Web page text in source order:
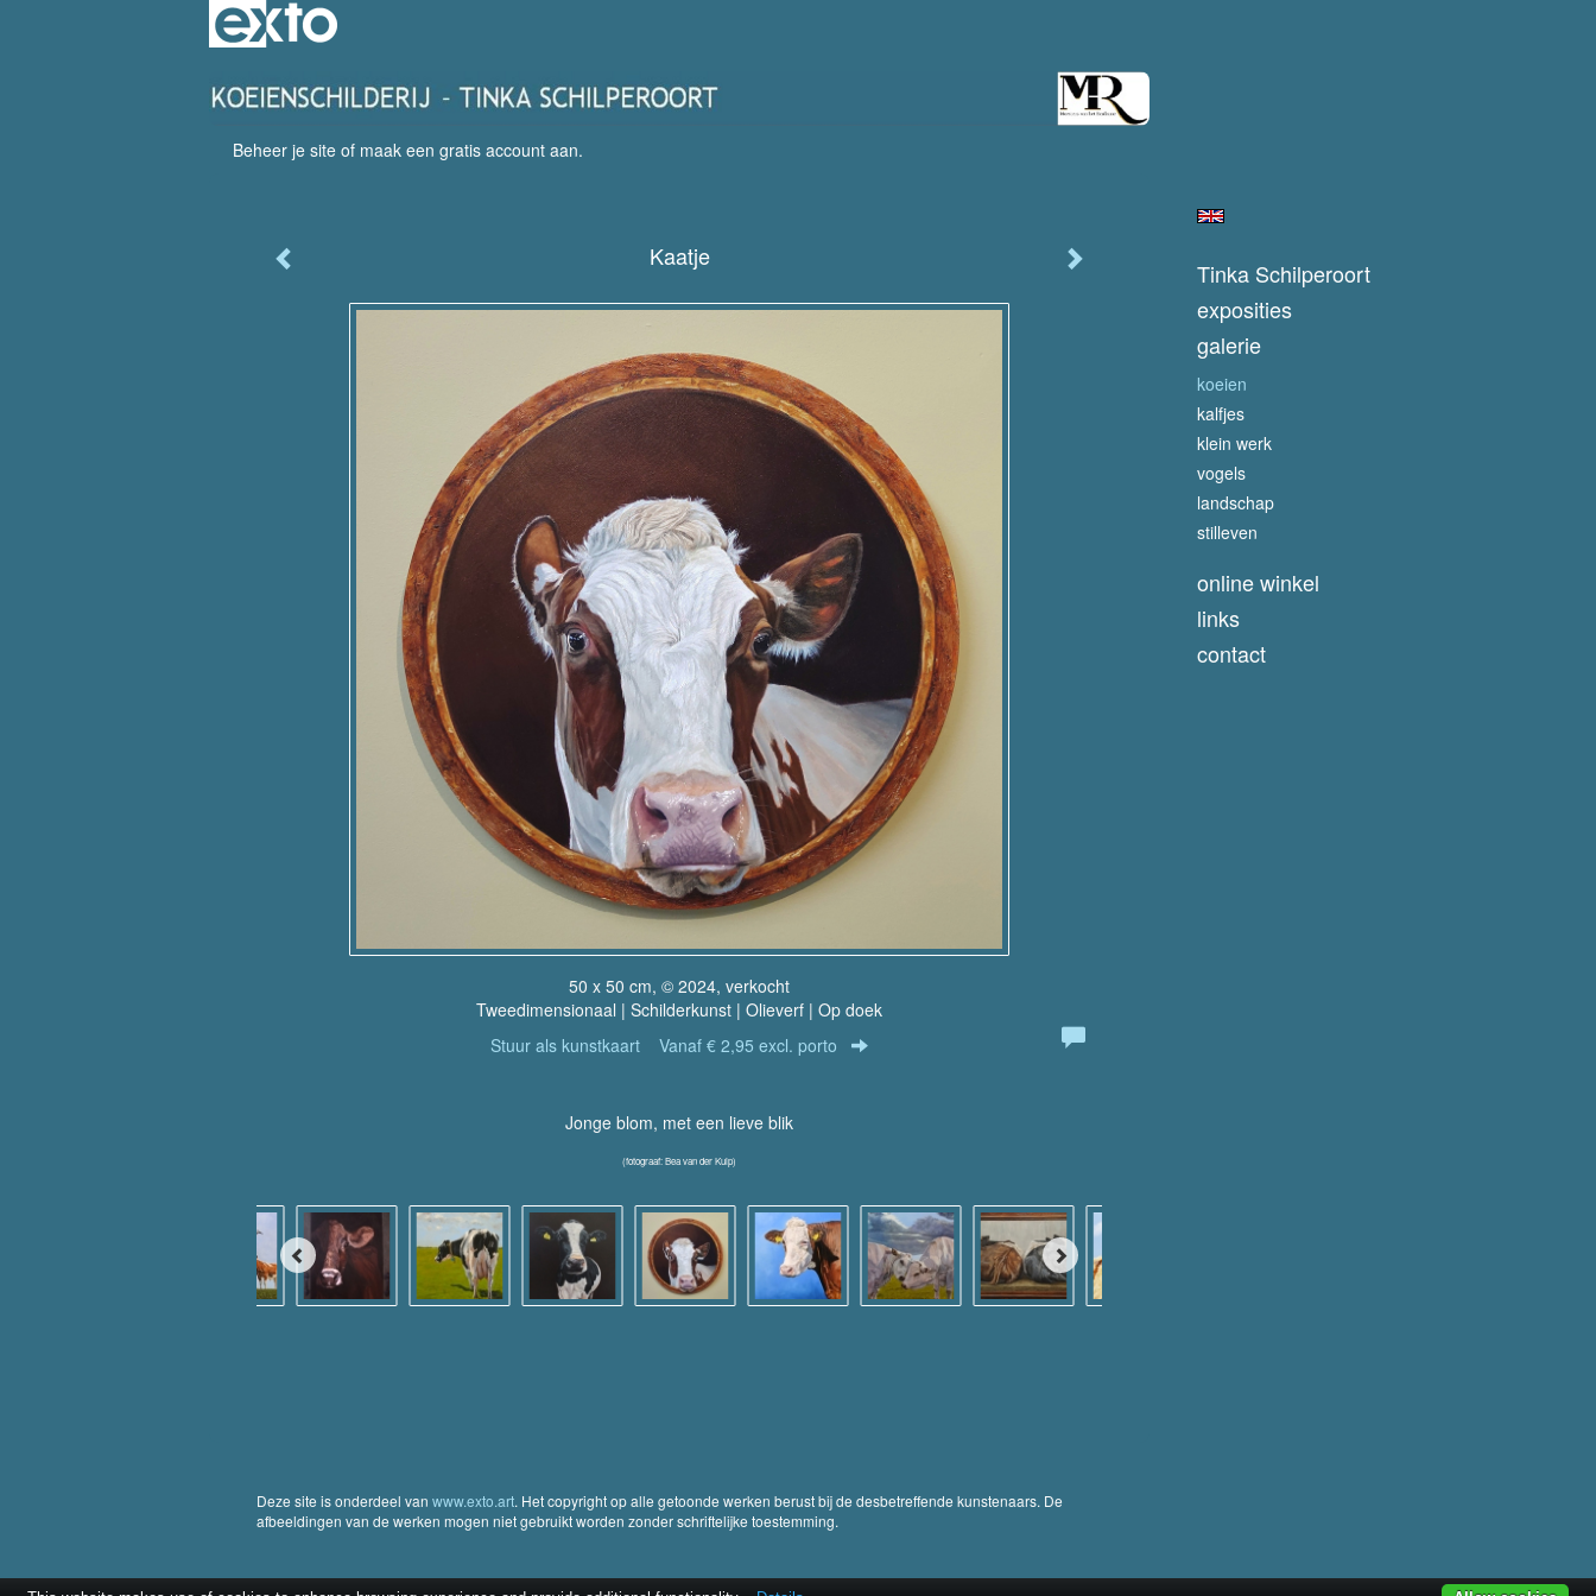
Beheer je site of maak een gratis account aan.
Kaatje
50 x 50 cm, © 2024, verkocht
Tweedimensionaal | Schilderkunst | Olieverf | Op doek
Stuur als kunstkaart Vanaf € 2,95 excl. porto
Jonge blom, met een lieve blik
(fotograaf: Bea van der Kuip)
Tinka Schilperoort
exposities
galerie
koeien
kalfjes
klein werk
vogels
landschap
stilleven
online winkel
links
contact
Deze site is onderdeel van www.exto.art. Het copyright op alle getoonde werken berust bij de desbetreffende kunstenaars. De
afbeeldingen van de werken mogen niet gebruikt worden zonder schriftelijke toestemming.